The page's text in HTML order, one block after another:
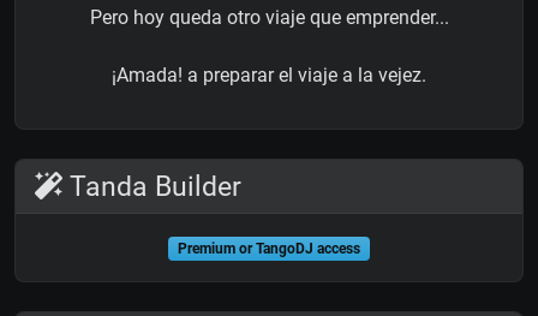
Pero hoy queda otro viaje que emprender...
¡Amada! a preparar el viaje a la vejez.
Tanda Builder
Premium or TangoDJ access